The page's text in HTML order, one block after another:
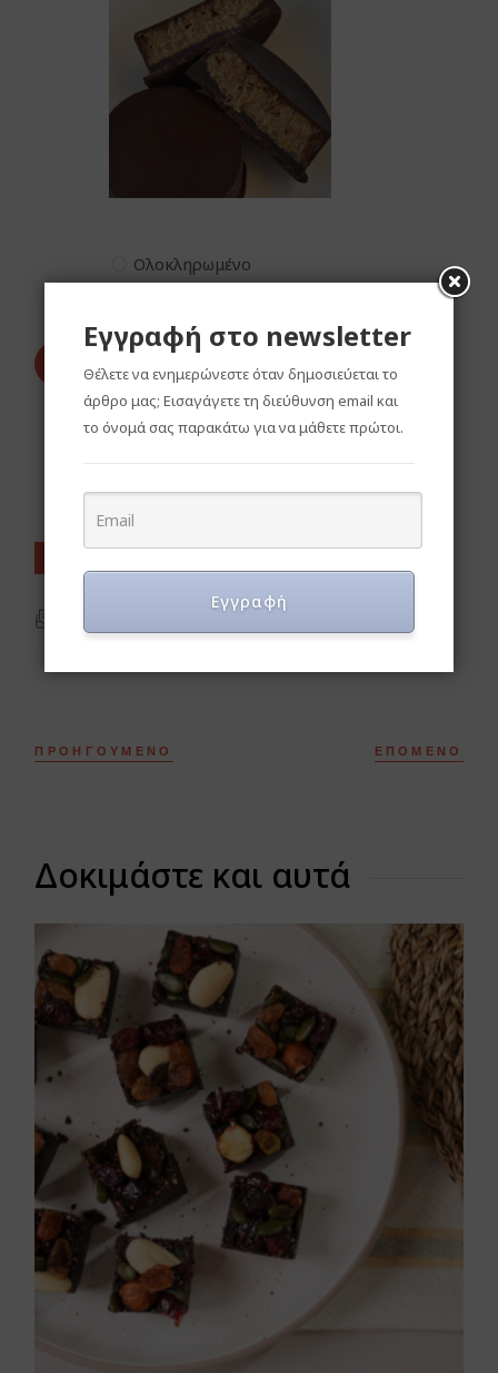
Ολοκληρωμένο
ξεφορμάρουμε και απολαμβάνουμε!
Ολοκληρωμένο
ΠΡΟΗΓΟΎΜΕΝΟ ΕΠΌΜΕΝΟ
Δοκιμάστε και αυτά
Εγγραφή στο newsletter
Θέλετε να ενημερώνεστε όταν δημοσιεύεται το
άρθρο μας; Εισαγάγετε τη διεύθυνση email και
το όνομά σας παρακάτω για να μάθετε πρώτοι.
Εγγραφή